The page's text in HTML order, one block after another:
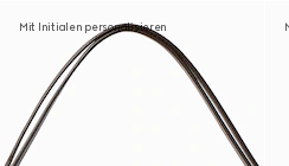
Mit Initialen personalisieren